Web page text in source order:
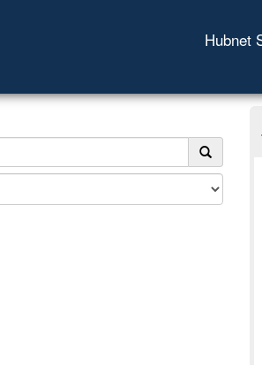
Hubnet